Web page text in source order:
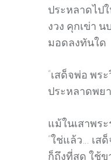
ประหลาดไป
งวง คุกเข่า
มอดลงทันใด
“เสด็จพ่อ พร
ประหลาดพย
แม้ในเสาพร
“ใช่แล้ว… เส
ก็ถึงที่สุด ใช้ข